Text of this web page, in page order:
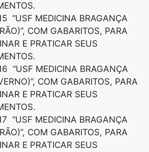
“USF MEDICINA BRAGANÇA
COM GABARITOS, PARA
E PRATICAR SEUS
“USF MEDICINA BRAGANÇA
COM GABARITOS, PARA
E PRATICAR SEUS
“USF MEDICINA BRAGANÇA
COM GABARITOS, PARA
E PRATICAR SEUS